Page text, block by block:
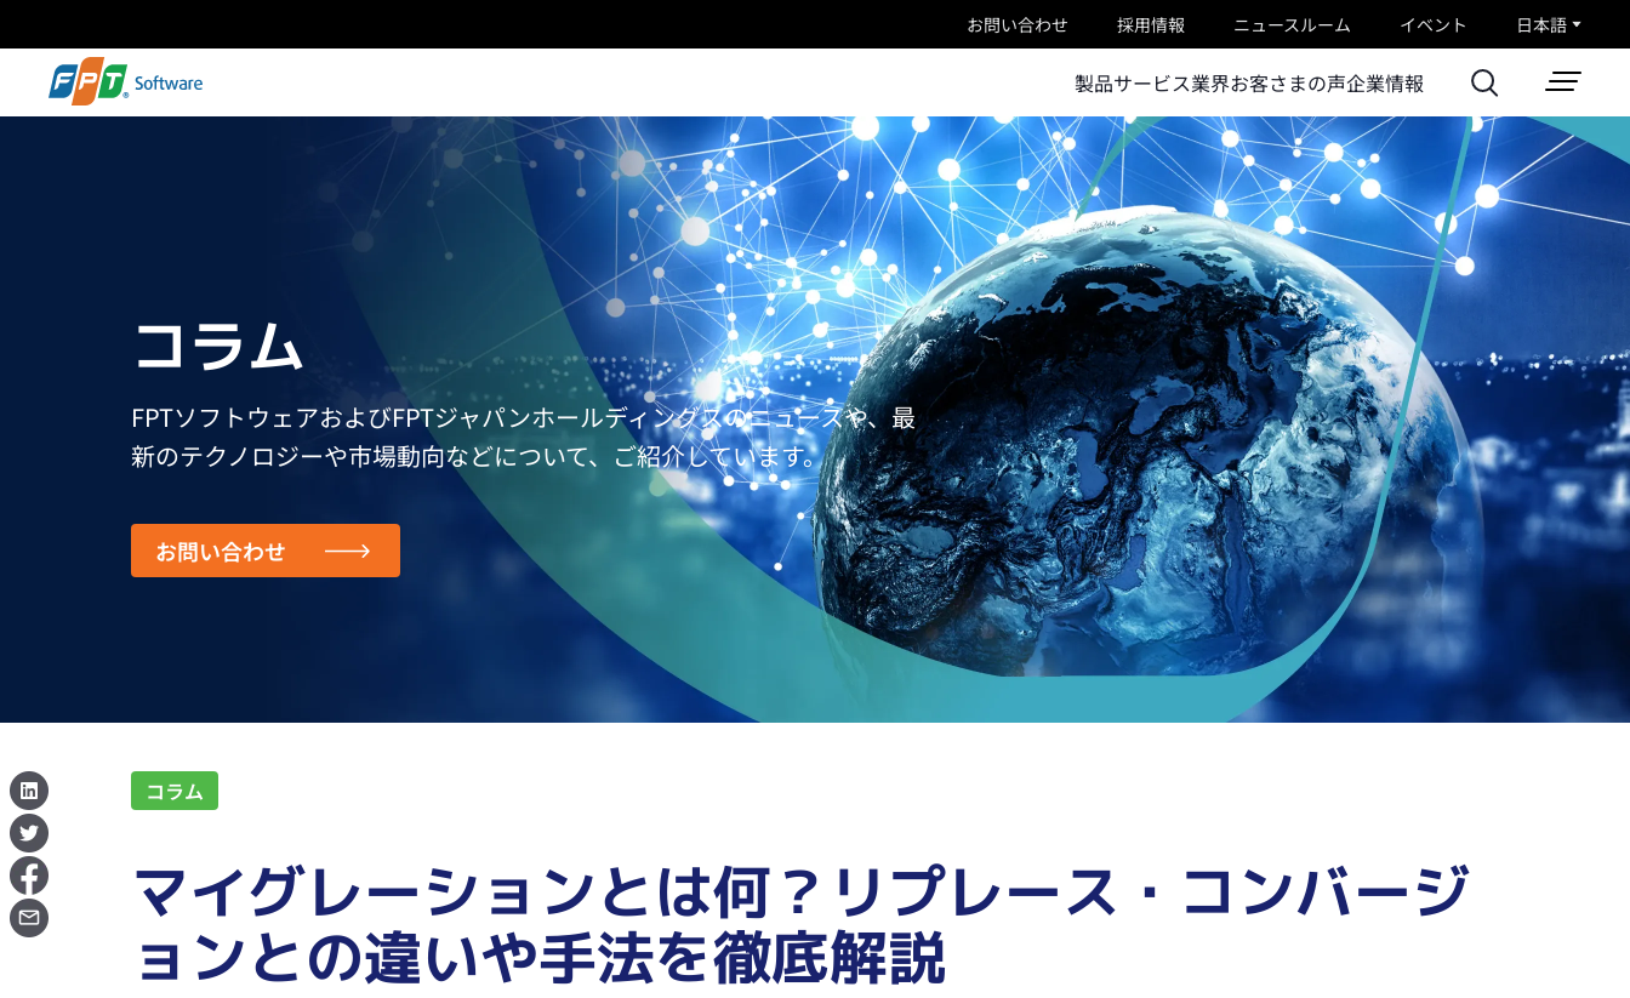
お問い合わせ 採用情報 ニュースルーム イベント 日本語
製品サービス業界お客さまの声企業情報
コラム
FPTソフトウェアおよびFPTジャパンホールディングスのニュースや、最
新のテクノロジーや市場動向などについて、ご紹介しています。
お問い合わせ
コラム
マイグレーションとは何？リプレース・コンバージ
ョンとの違いや手法を徹底解説